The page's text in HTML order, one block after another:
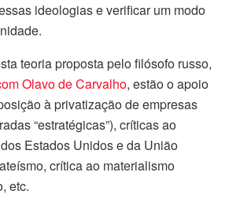
ideologias e verificar um modo
teoria proposta pelo filósofo russo,
Olavo de Carvalho, estão o apoio
à privatização de empresas
“estratégicas”), críticas ao
Estados Unidos e da União
crítica ao materialismo
etc.